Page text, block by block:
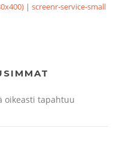
|screenr-service-small
oikeasti tapahtuu